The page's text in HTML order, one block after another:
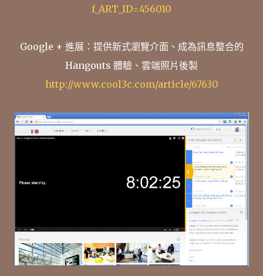
f_ART_ID=456010
Google + 進展：提供新式瀏覽介面、成為訊息整合的
Hangouts 體驗、雲端照片後製
http://www.cool3c.com/article/67630